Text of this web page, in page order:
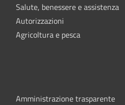
Salute, benessere e assistenza
Autorizzazioni
Agricoltura e pesca
Amministrazione trasparente